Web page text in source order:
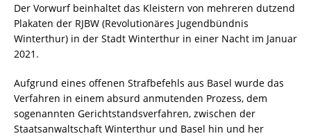
Der Vorwurf beinhaltet das Kleistern von mehreren dutzend
Plakaten der RJBW (Revolutionäres Jugendbündnis
Winterthur) in der Stadt Winterthur in einer Nacht im Januar
2021.
Aufgrund eines offenen Strafbefehls aus Basel wurde das
Verfahren in einem absurd anmutenden Prozess, dem
sogenannten Gerichtstandsverfahren, zwischen der
Staatsanwaltschaft Winterthur und Basel hin und her